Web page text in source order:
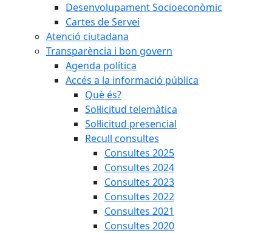
Desenvolupament Socioeconòmic
Cartes de Servei
Atenció ciutadana
Transparència i bon govern
Agenda política
Accés a la informació pública
Què és?
Sol·licitud telemàtica
Sol·licitud presencial
Recull consultes
Consultes 2025
Consultes 2024
Consultes 2023
Consultes 2022
Consultes 2021
Consultes 2020